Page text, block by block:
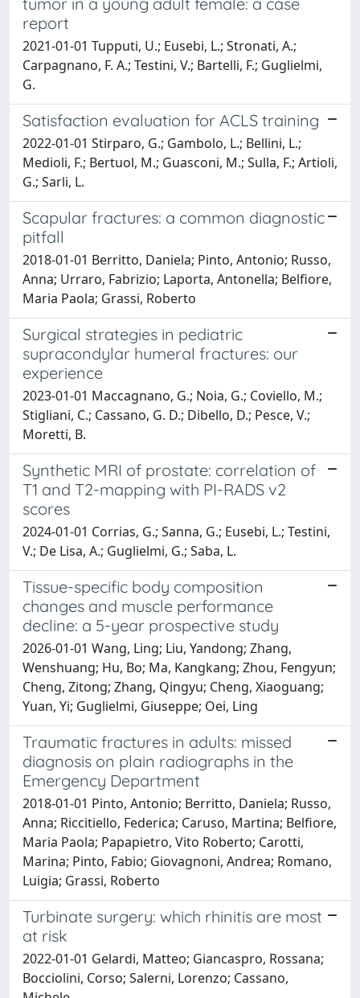
report
2021-01-01 Tupputi, U.; Eusebi, L.; Stronati, A.;
Carpagnano, F. A.; Testini, V.; Bartelli, F.; Guglielmi,
G.
Satisfaction evaluation for ACLS training
2022-01-01 Stirparo, G.; Gambolo, L.; Bellini, L.;
Medioli, F.; Bertuol, M.; Guasconi, M.; Sulla, F.; Artioli,
G.; Sarli, L.
Scapular fractures: a common diagnostic
pitfall
2018-01-01 Berritto, Daniela; Pinto, Antonio; Russo,
Anna; Urraro, Fabrizio; Laporta, Antonella; Belfiore,
Maria Paola; Grassi, Roberto
Surgical strategies in pediatric
supracondylar humeral fractures: our
experience
2023-01-01 Maccagnano, G.; Noia, G.; Coviello, M.;
Stigliani, C.; Cassano, G. D.; Dibello, D.; Pesce, V.;
Moretti, B.
Synthetic MRI of prostate: correlation of
T1 and T2-mapping with PI-RADS v2
scores
2024-01-01 Corrias, G.; Sanna, G.; Eusebi, L.; Testini,
V.; De Lisa, A.; Guglielmi, G.; Saba, L.
Tissue-specific body composition
changes and muscle performance
decline: a 5-year prospective study
2026-01-01 Wang, Ling; Liu, Yandong; Zhang,
Wenshuang; Hu, Bo; Ma, Kangkang; Zhou, Fengyun;
Cheng, Zitong; Zhang, Qingyu; Cheng, Xiaoguang;
Yuan, Yi; Guglielmi, Giuseppe; Oei, Ling
Traumatic fractures in adults: missed
diagnosis on plain radiographs in the
Emergency Department
2018-01-01 Pinto, Antonio; Berritto, Daniela; Russo,
Anna; Riccitiello, Federica; Caruso, Martina; Belfiore,
Maria Paola; Papapietro, Vito Roberto; Carotti,
Marina; Pinto, Fabio; Giovagnoni, Andrea; Romano,
Luigia; Grassi, Roberto
Turbinate surgery: which rhinitis are most
at risk
2022-01-01 Gelardi, Matteo; Giancaspro, Rossana;
Bocciolini, Corso; Salerni, Lorenzo; Cassano,